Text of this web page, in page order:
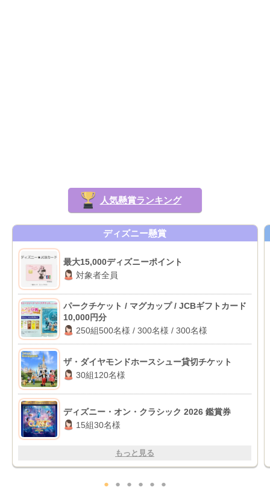
人気懸賞ランキング
ディズニー懸賞
最大15,000ディズニーポイント
対象者全員
パークチケット / マグカップ / JCBギフトカード
10,000円分
250組500名様 / 300名様 / 300名様
ザ・ダイヤモンドホースシュー貸切チケット
30組120名様
ディズニー・オン・クラシック 2026 鑑賞券
15組30名様
もっと見る
● ● ● ● ● ●